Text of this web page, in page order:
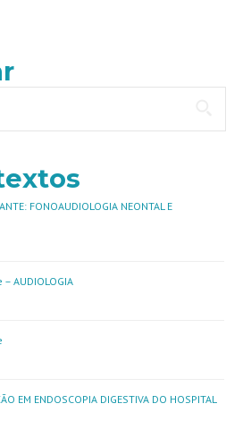
FONOAUDIOLOGIA NEONTAL E
AUDIOLOGIA
EM ENDOSCOPIA DIGESTIVA DO HOSPITAL